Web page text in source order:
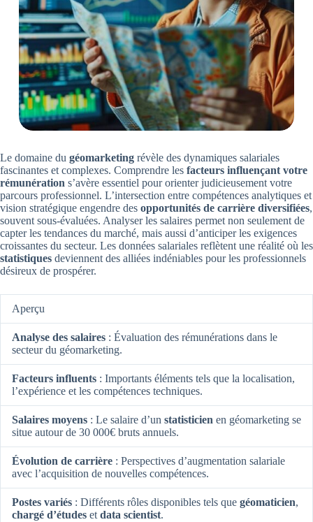
Le domaine du géomarketing révèle des dynamiques salariales
fascinantes et complexes. Comprendre les facteurs influençant votre
rémunération s’avère essentiel pour orienter judicieusement votre
parcours professionnel. L’intersection entre compétences analytiques et
vision stratégique engendre des opportunités de carrière diversifiées,
souvent sous-évaluées. Analyser les salaires permet non seulement de
capter les tendances du marché, mais aussi d’anticiper les exigences
croissantes du secteur. Les données salariales reflètent une réalité où les
statistiques deviennent des alliées indéniables pour les professionnels
désireux de prospérer.
Aperçu
Analyse des salaires : Évaluation des rémunérations dans le
secteur du géomarketing.
Facteurs influents : Importants éléments tels que la localisation,
l’expérience et les compétences techniques.
Salaires moyens : Le salaire d’un statisticien en géomarketing se
situe autour de 30 000€ bruts annuels.
Évolution de carrière : Perspectives d’augmentation salariale
avec l’acquisition de nouvelles compétences.
Postes variés : Différents rôles disponibles tels que géomaticien,
chargé d’études et data scientist.